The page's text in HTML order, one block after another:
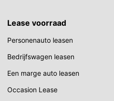
Lease voorraad
Personenauto leasen
Bedrijfswagen leasen
Een marge auto leasen
Occasion Lease